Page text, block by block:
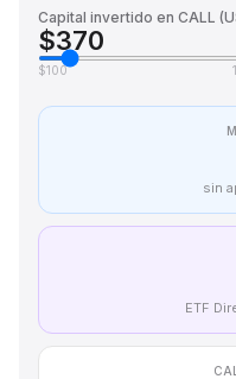
Capital invertido en CALL
$370
$100
sin
ETF